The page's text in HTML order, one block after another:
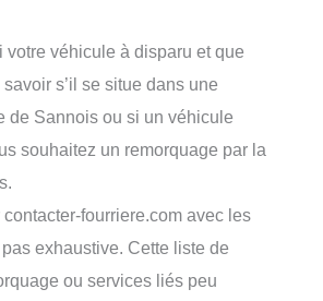
votre véhicule à disparu et que
s’il se situe dans une
de Sannois ou si un véhicule
souhaitez un remorquage par la
fourriere.com avec les
pas exhaustive. Cette liste de
ou services liés peu